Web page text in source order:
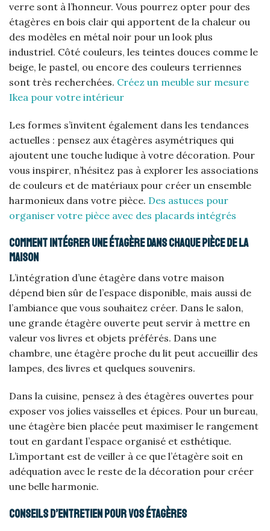
verre sont à l’honneur. Vous pourrez opter pour des
étagères en bois clair qui apportent de la chaleur ou
des modèles en métal noir pour un look plus
industriel. Côté couleurs, les teintes douces comme le
beige, le pastel, ou encore des couleurs terriennes
sont très recherchées. Créez un meuble sur mesure
Ikea pour votre intérieur
Les formes s’invitent également dans les tendances
actuelles : pensez aux étagères asymétriques qui
ajoutent une touche ludique à votre décoration. Pour
vous inspirer, n’hésitez pas à explorer les associations
de couleurs et de matériaux pour créer un ensemble
harmonieux dans votre pièce. Des astuces pour
organiser votre pièce avec des placards intégrés
Comment intégrer une étagère dans chaque pièce de la
maison
L’intégration d’une étagère dans votre maison
dépend bien sûr de l’espace disponible, mais aussi de
l’ambiance que vous souhaitez créer. Dans le salon,
une grande étagère ouverte peut servir à mettre en
valeur vos livres et objets préférés. Dans une
chambre, une étagère proche du lit peut accueillir des
lampes, des livres et quelques souvenirs.
Dans la cuisine, pensez à des étagères ouvertes pour
exposer vos jolies vaisselles et épices. Pour un bureau,
une étagère bien placée peut maximiser le rangement
tout en gardant l’espace organisé et esthétique.
L’important est de veiller à ce que l’étagère soit en
adéquation avec le reste de la décoration pour créer
une belle harmonie.
Conseils d’entretien pour vos étagères